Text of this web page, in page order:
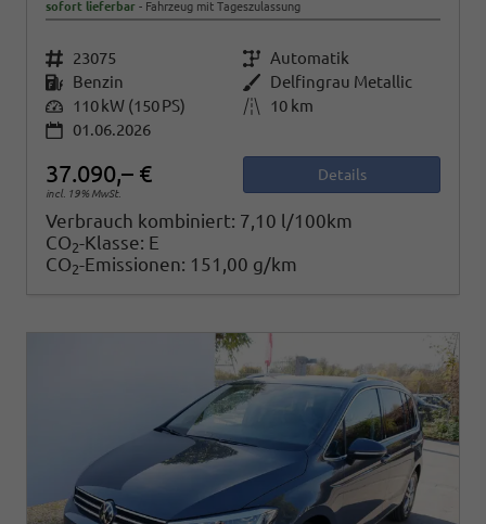
sofort lieferbar Fahrzeug mit Tageszulassung
Fahrzeugnr. 23075 Getriebe Automatik
Kraftstoff Benzin Außenfarbe Delfingrau Metallic
Leistung 110 kW (150 PS) Kilometerstand
10 km
01.06.2026
37.090,– €
incl. 19% MwSt.
Details
Verbrauch kombiniert: 7,10 l/100km
CO2-Klasse: E
CO2-Emissionen: 151,00 g/km